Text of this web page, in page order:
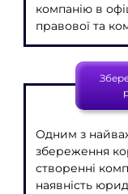
компанію в
правової та
Одним з
збереження
створенні
наявність